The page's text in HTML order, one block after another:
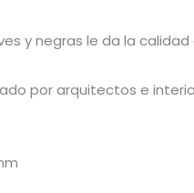
y negras le da la
por arquitectos e